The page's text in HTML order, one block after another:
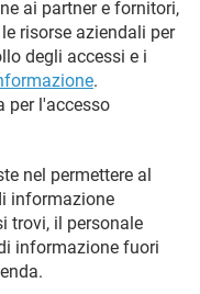
10
ai partner e fornitori,
risorse aziendali per
degli accessi e i
.
per l'accesso
nel permettere al
informazione
trovi, il personale
informazione fuori